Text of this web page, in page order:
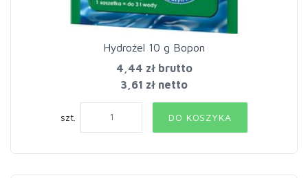
Hydrożel 10 g Bopon
4,44 złbrutto
3,61 zł netto
szt. DO KOSZYKA